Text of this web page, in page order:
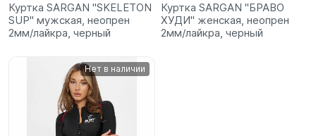
Куртка SARGAN "SKELETON
SUP" мужская, неопрен
2мм/лайкра, черный
Куртка SARGAN "БРАВО
ХУДИ" женская, неопрен
2мм/лайкра, черный
Нет в наличии